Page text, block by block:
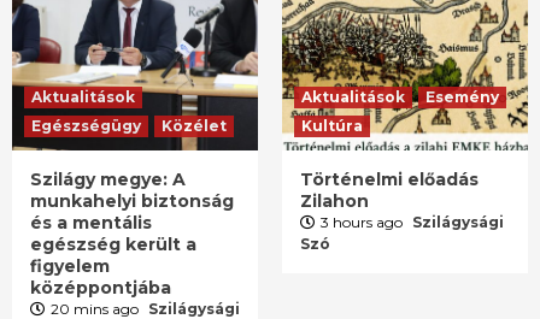
Aktualitások
Egészségügy
Közélet
Szilágy megye: A
munkahelyi biztonság
és a mentális
egészség került a
figyelem
középpontjába
20 mins ago Szilágysági
Aktualitások
Esemény
Kultúra
Történelmi előadás
Zilahon
3 hours ago Szilágysági
Szó